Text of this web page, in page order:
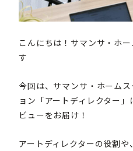
こんにちは！サマンサ・ホ
す
今回は、サマンサ・ホーム
ョン「アートディレクター
ビューをお届け！
アートディレクターの役割